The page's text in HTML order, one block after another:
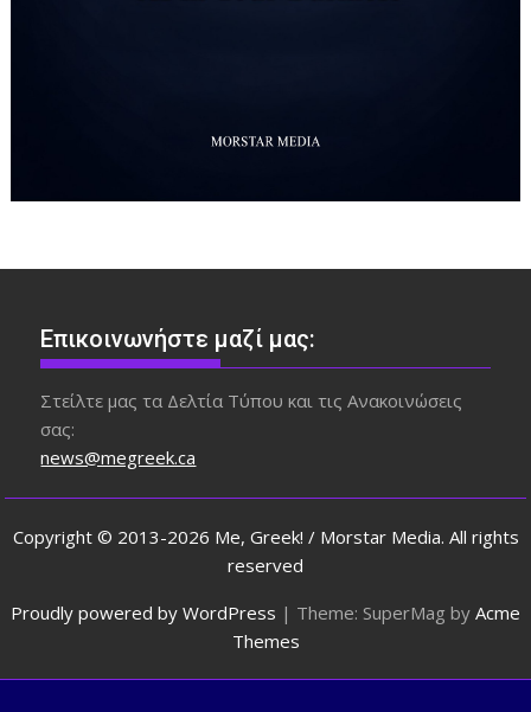
Επικοινωνήστε μαζί μας:
Στείλτε μας τα Δελτία Τύπου και τις Ανακοινώσεις
σας:
news@megreek.ca
Copyright © 2013-2026 Me, Greek! / Morstar Media. All rights
reserved
Proudly powered by WordPress | Theme: SuperMag by Acme
Themes